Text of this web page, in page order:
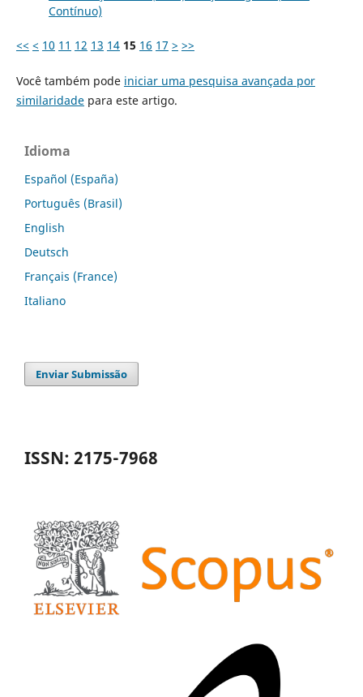
Contínuo)
<< < 10 11 12 13 14 15 16 17 > >>
Você também pode iniciar uma pesquisa avançada por
similaridadepara este artigo.
Idioma
Español (España)
Português (Brasil)
English
Deutsch
Français (France)
Italiano
Enviar Submissão
ISSN: 2175-7968